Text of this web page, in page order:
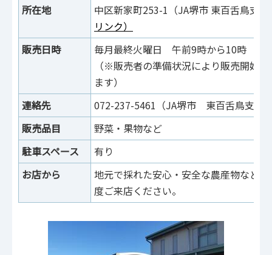
所在地
中区新家町253-1（JA堺市 東百舌鳥支
リンク）
販売日時
毎月最終火曜日 午前9時から10時
（※販売者の準備状況により販売開始
ます）
連絡先
072-237-5461（JA堺市 東百舌鳥支所
販売品目
野菜・果物など
駐車スペース
有り
お店から
地元で採れた安心・安全な農産物など
度ご来店ください。